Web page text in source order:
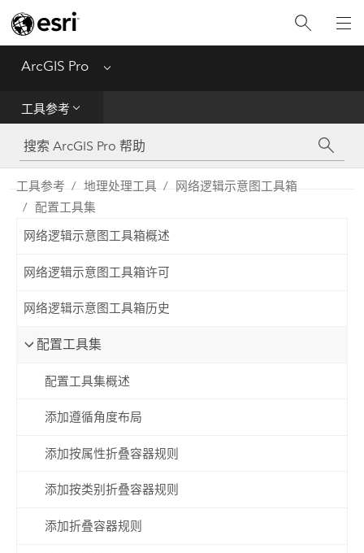
ArcGIS Pro Menu
工具参考
工具参考
Python
SDK
工具参考 地理处理工具
网络逻辑示意图工具箱
配置工具集
网络逻辑示意图工具箱概述
网络逻辑示意图工具箱许可
网络逻辑示意图工具箱历史
配置工具集
配置工具集概述
添加遵循角度布局
添加按属性折叠容器规则
添加按类别折叠容器规则
添加折叠容器规则